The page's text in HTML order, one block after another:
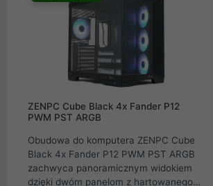
ZENPC Cube Black 4x Fander P12
PWM PST ARGB
Obudowa do komputera ZENPC Cube
Black 4x Fander P12 PWM PST ARGB
zachwyca panoramicznym widokiem
dzięki dwóm panelom z hartowanego